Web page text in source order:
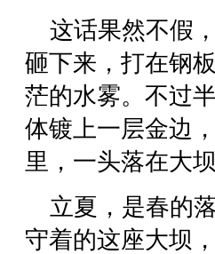
这话果然不假
砸下来，打在钢
茫的水雾。不过
体镀上一层金边
里，一头落在大
立夏，是春的
守着的这座大坝